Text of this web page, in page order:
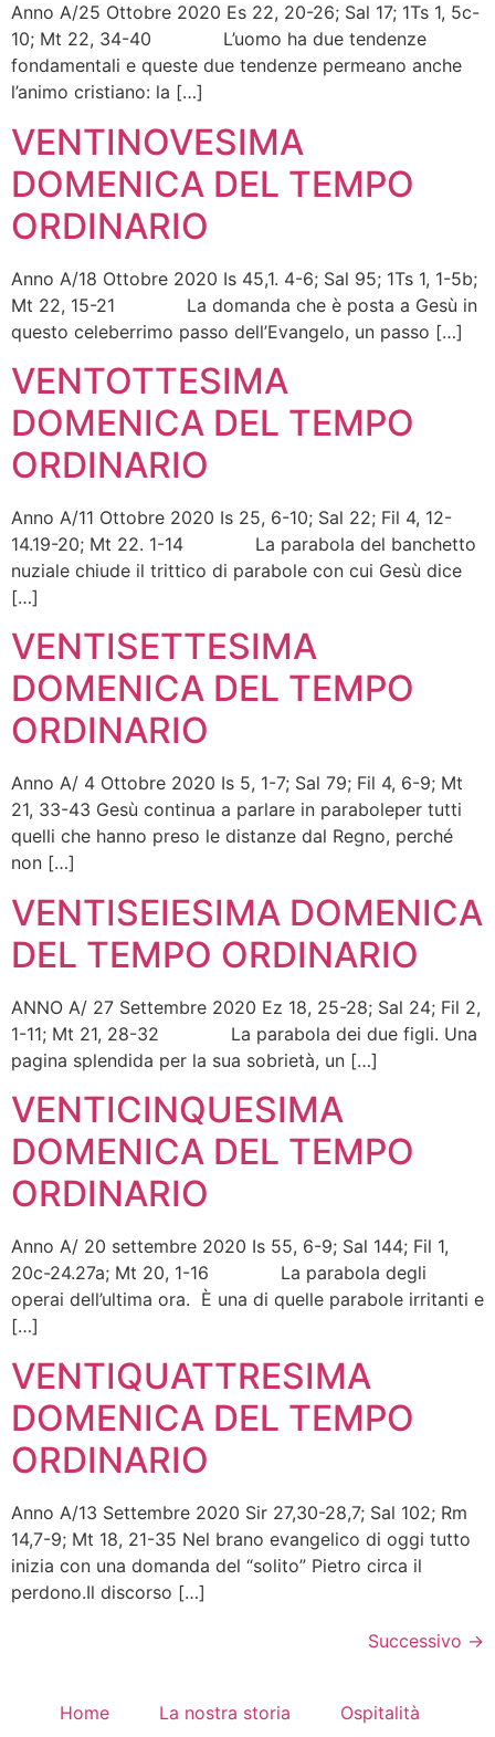
Anno A/25 Ottobre 2020 Es 22, 20-26; Sal 17; 1Ts 1, 5c-
10; Mt 22, 34-40 L’uomo ha due tendenze
fondamentali e queste due tendenze permeano anche
l’animo cristiano: la […]
VENTINOVESIMA
DOMENICA DEL TEMPO
ORDINARIO
Anno A/18 Ottobre 2020 Is 45,1. 4-6; Sal 95; 1Ts 1, 1-5b;
Mt 22, 15-21 La domanda che è posta a Gesù in
questo celeberrimo passo dell’Evangelo, un passo […]
VENTOTTESIMA
DOMENICA DEL TEMPO
ORDINARIO
Anno A/11 Ottobre 2020 Is 25, 6-10; Sal 22; Fil 4, 12-
14.19-20; Mt 22. 1-14 La parabola del banchetto
nuziale chiude il trittico di parabole con cui Gesù dice
[…]
VENTISETTESIMA
DOMENICA DEL TEMPO
ORDINARIO
Anno A/ 4 Ottobre 2020 Is 5, 1-7; Sal 79; Fil 4, 6-9; Mt
21, 33-43 Gesù continua a parlare in paraboleper tutti
quelli che hanno preso le distanze dal Regno, perché
non […]
VENTISEIESIMA DOMENICA
DEL TEMPO ORDINARIO
ANNO A/ 27 Settembre 2020 Ez 18, 25-28; Sal 24; Fil 2,
1-11; Mt 21, 28-32 La parabola dei due figli. Una
pagina splendida per la sua sobrietà, un […]
VENTICINQUESIMA
DOMENICA DEL TEMPO
ORDINARIO
Anno A/ 20 settembre 2020 Is 55, 6-9; Sal 144; Fil 1,
20c-24.27a; Mt 20, 1-16 La parabola degli
operai dell’ultima ora. È una di quelle parabole irritanti e
[…]
VENTIQUATTRESIMA
DOMENICA DEL TEMPO
ORDINARIO
Anno A/13 Settembre 2020 Sir 27,30-28,7; Sal 102; Rm
14,7-9; Mt 18, 21-35 Nel brano evangelico di oggi tutto
inizia con una domanda del “solito” Pietro circa il
perdono.Il discorso […]
Successivo →
Home La nostra storia Ospitalità